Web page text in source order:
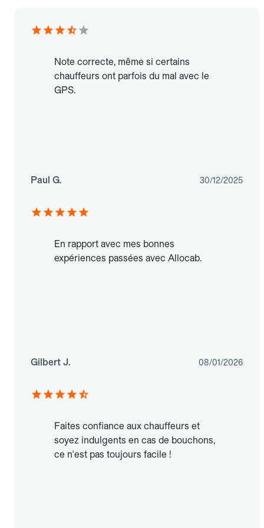
Note correcte, même si certains
chauffeurs ont parfois du mal avec le
GPS.
Paul G. 30/12/2025
En rapport avec mes bonnes
expériences passées avec Allocab.
Gilbert J. 08/01/2026
Faites confiance aux chauffeurs et
soyez indulgents en cas de bouchons,
ce n'est pas toujours facile !